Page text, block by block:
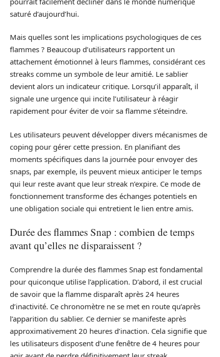
saturé d’aujourd’hui.
Mais quelles sont les implications psychologiques de ces
flammes ? Beaucoup d’utilisateurs rapportent un
attachement émotionnel à leurs flammes, considérant ces
streaks comme un symbole de leur amitié. Le sablier
devient alors un indicateur critique. Lorsqu’il apparaît, il
signale une urgence qui incite l’utilisateur à réagir
rapidement pour éviter de voir sa flamme s’éteindre.
Les utilisateurs peuvent développer divers mécanismes de
coping pour gérer cette pression. En planifiant des
moments spécifiques dans la journée pour envoyer des
snaps, par exemple, ils peuvent mieux anticiper le temps
qui leur reste avant que leur streak n’expire. Ce mode de
fonctionnement transforme des échanges potentiels en
une obligation sociale qui entretient le lien entre amis.
Durée des flammes Snap : combien de temps
avant qu’elles ne disparaissent ?
Comprendre la durée des flammes Snap est fondamental
pour quiconque utilise l’application. D’abord, il est crucial
de savoir que la flamme disparaît après 24 heures
d’inactivité. Ce chronomètre ne se met en route qu’après
l’apparition du sablier. Ce dernier se manifeste après
approximativement 20 heures d’inaction. Cela signifie que
les utilisateurs disposent d’une fenêtre de 4 heures pour